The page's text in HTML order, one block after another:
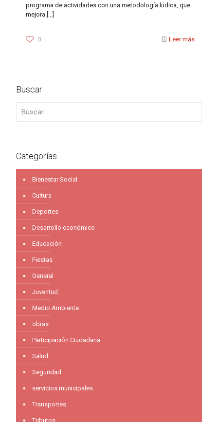
programa de actividades con una metodología lúdica, que
mejora […]
0 Leer más
Buscar
Categorías
Bienestar Social
Cultura
Deportes
Desarrollo económico
Educación
Fiestas
General
Juventud
Medio Ambiente
obras
Participación Ciudadana
Salud
Seguridad
servicios municipales
Transportes
Tributos